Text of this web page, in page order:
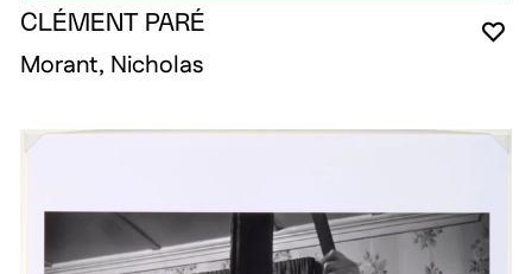
CLÉMENT PARÉ
Morant, Nicholas